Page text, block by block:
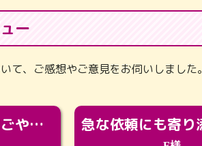
ー
て、ご感想やご意見をお伺いしました。
同窓会のように、なごやかに。92歳の旅立ちを彩った、再会と感謝の場